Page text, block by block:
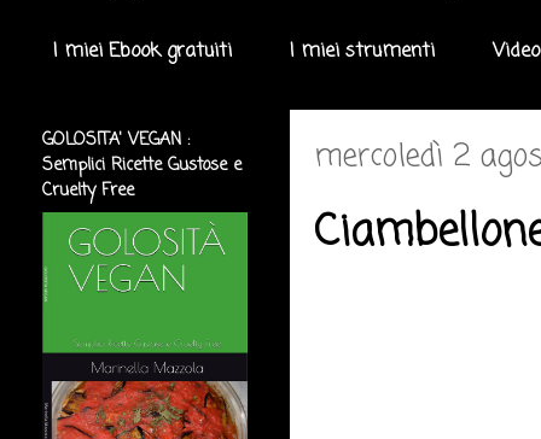
I miei Ebook gratuiti I miei strumenti
mercoledì 2
GOLOSITA' VEGAN :
Semplici Ricette Gustose e
Cruelty Free